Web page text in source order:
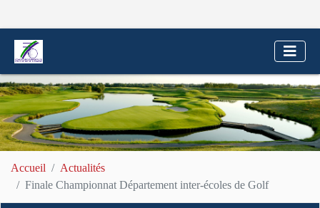
Accueil
Actualités
Finale Championnat Département inter-écoles de Golf